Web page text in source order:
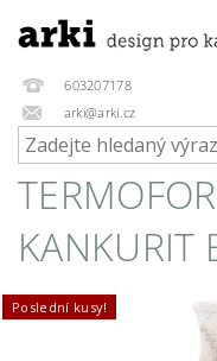
603207178
arki@arki.cz
KANKURIT
Poslední kusy!